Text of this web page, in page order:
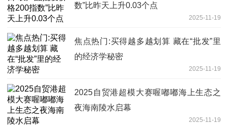
数”比昨天上升0.03个点
2025-11-19
焦点热门:买得越多越划算 藏在“批发”里
的经济学秘密
2025-11-19
2025自贸港超模大赛喔嘟嘟海上生态之
夜海南陵水启幕
2025-11-19